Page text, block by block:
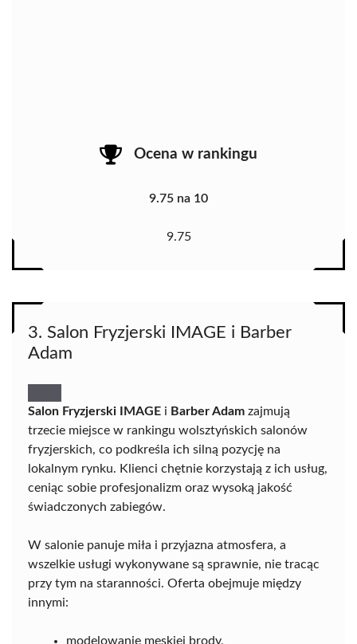
Ocena w rankingu
9.75 na 10
9.75
3. Salon Fryzjerski IMAGE i Barber
Adam
Salon Fryzjerski IMAGE i Barber Adam zajmują
trzecie miejsce w rankingu wolsztyńskich salonów
fryzjerskich, co podkreśla ich silną pozycję na
lokalnym rynku. Klienci chętnie korzystają z ich usług,
ceniąc sobie profesjonalizm oraz wysoką jakość
świadczonych zabiegów.
W salonie panuje miła i przyjazna atmosfera, a
wszelkie usługi wykonywane są sprawnie, nie tracąc
przy tym na staranności. Oferta obejmuje między
innymi:
modelowanie męskiej brody,